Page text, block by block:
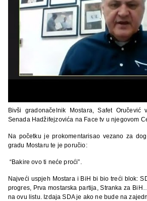
Bivši gradonačelnik Mostara, Safet
Senada Hadžifejzovića na Face tv u njegovom
Na početku je prokomentarisao vezano za
gradu Mostaru te je poručio:
“Bakire ovo ti neće proći”.
Najveći uspjeh Mostara i BiH bi bio treći blok:
progres, Prva mostarska partija, Stranka za
na ovu listu. Izdaja SDA je ako ne bude na